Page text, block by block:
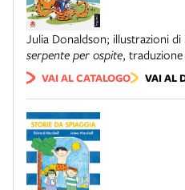
Julia Donaldson; illustrazioni di
serpente per ospite, traduzione
VAI AL CATALOGO VAI AL